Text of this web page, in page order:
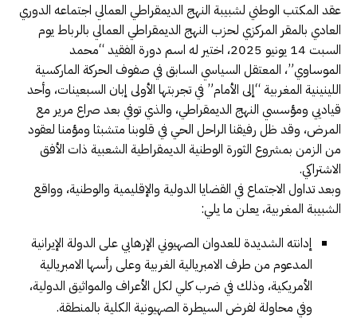
عقد المكتب الوطني لشبيبة النهج الديمقراطي العمالي اجتماعه الدوري
العادي بالمقر المركزي لحزب النهج الديمقراطي العمالي بالرباط يوم
السبت 14 يونيو 2025، اختير له اسم دورة الفقيد “محمد
الموساوي”، المعتقل السياسي السابق في صفوف الحركة الماركسية
اللينينية المغربية “إلى الأمام” في تجربتها الأولى إبان السبعينات، وأحد
قياديي ومؤسسي النهج الديمقراطي، والذي توفي بعد صراع مرير مع
المرض، وقد ظل رفيقنا الراحل الحي في قلوبنا متشبثا ومؤمنا لعقود
من الزمن بمشروع الثورة الوطنية الديمقراطية الشعبية ذات الأفق
الاشتراكي.
وبعد تداول الاجتماع في القضايا الدولية والإقليمية والوطنية، وواقع
الشبيبة المغربية، يعلن ما يلي:
إدانته الشديدة للعدوان الصهيوني الإرهابي على الدولة الإيرانية
المدعوم من طرف الامبريالية الغربية وعلى رأسها الامبريالية
الأمريكية، وذلك في ضرب كلي لكل الأعراف والمواثيق الدولية،
وفي محاولة لفرض السيطرة الصهيونية الكلية بالمنطقة.